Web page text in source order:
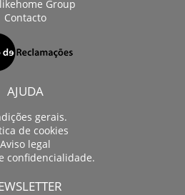
Group
Contacto
AJUDA
gerais.
de cookies
Aviso legal
confidencialidade.